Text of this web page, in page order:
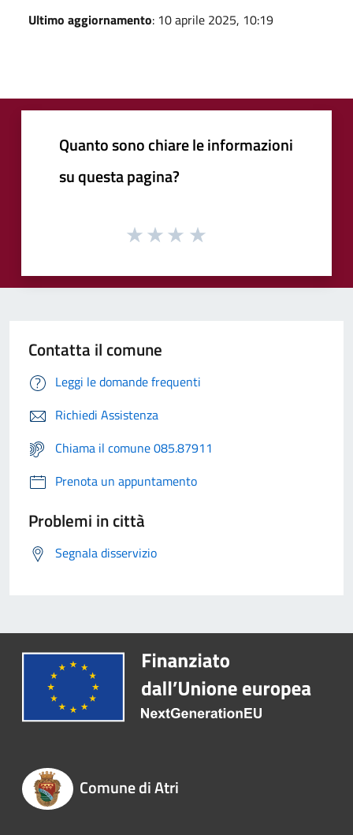
Ultimo aggiornamento: 10 aprile 2025, 10:19
Quanto sono chiare le informazioni
su questa pagina?
Contatta il comune
Leggi le domande frequenti
Richiedi Assistenza
Chiama il comune 085.87911
Prenota un appuntamento
Problemi in città
Segnala disservizio
Comune di Atri